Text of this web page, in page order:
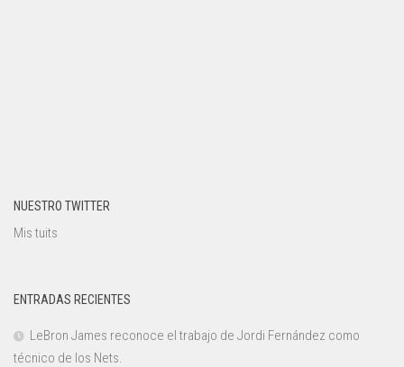
NUESTRO TWITTER
Mis tuits
ENTRADAS RECIENTES
LeBron James reconoce el trabajo de Jordi Fernández como
técnico de los Nets.